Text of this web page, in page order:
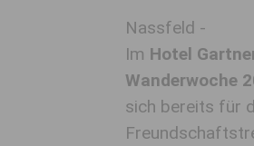
Nassfeld -
Im Hotel
Wanderwoche
sich bereits für